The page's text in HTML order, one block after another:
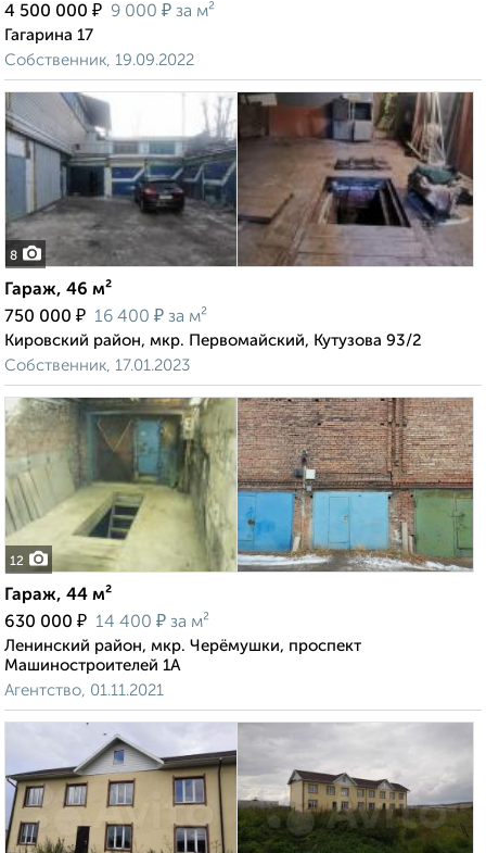
4 500 000 ₽ 9 000 ₽ за м²
Гагарина 17
Собственник, 19.09.2022
8
Гараж, 46 м²
750 000 ₽ 16 400 ₽ за м²
Кировский район, мкр. Первомайский, Кутузова 93/2
Собственник, 17.01.2023
12
Гараж, 44 м²
630 000 ₽ 14 400 ₽ за м²
Ленинский район, мкр. Черёмушки, проспект
Машиностроителей 1А
Агентство, 01.11.2021